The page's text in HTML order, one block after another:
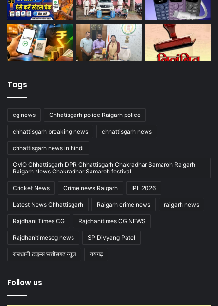
Tags
cg news Chhatisgarh police Raigarh police
chhattisgarh breaking news chhattisgarh news
chhattisgarh news in hindi
CMO Chhattisgarh DPR Chhattisgarh Chakradhar Samaroh Raigarh
Raigarh News Chakradhar Samaroh festival
Cricket News Crime news Raigarh IPL 2026
Latest News Chhattisgarh Raigarh crime news raigarh news
Rajdhani Times CG Rajdhanitimes CG NEWS
Rajdhanitimescg news SP Divyang Patel
राजधानी टाइम्स छत्तीसगढ़ न्यूज रायगढ़
Follow us